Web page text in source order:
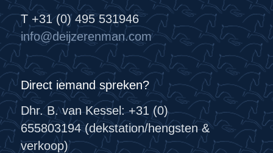
T +31 (0) 495 531946
info@deijzerenman.com
Direct iemand spreken?
Dhr. B. van Kessel: +31 (0)
655803194 (dekstation/hengsten &
verkoop)